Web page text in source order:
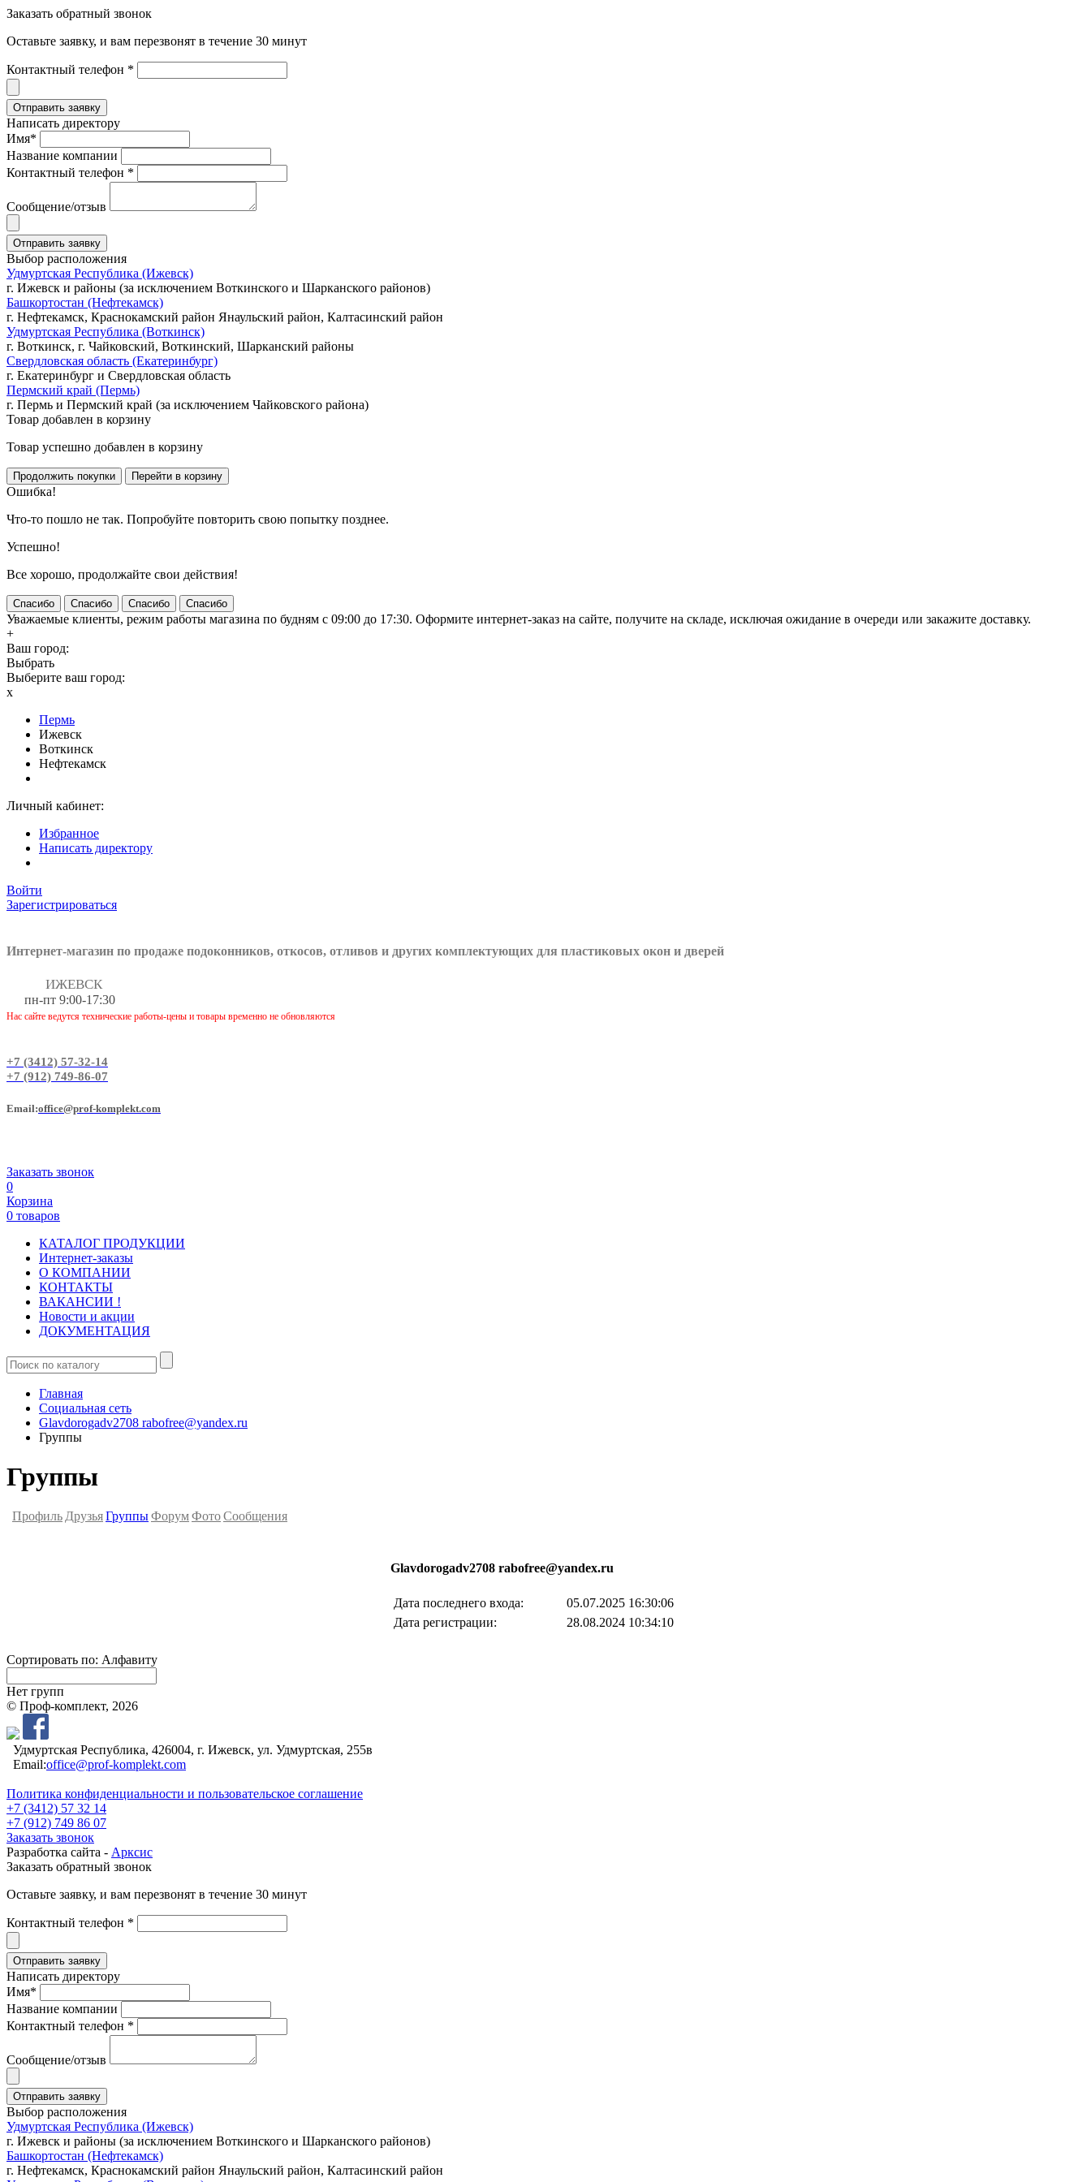
Заказать обратный звонок
Оставьте заявку, и вам перезвонят в течение 30 минут
Контактный телефон *
Написать директору
Имя*
Название компании
Контактный телефон *
Сообщение/отзыв
Выбор расположения
Удмуртская Республика (Ижевск)
г. Ижевск и районы (за исключением Воткинского и Шарканского районов)
Башкортостан (Нефтекамск)
г. Нефтекамск, Краснокамский район Янаульский район, Калтасинский район
Удмуртская Республика (Воткинск)
г. Воткинск, г. Чайковский, Воткинский, Шарканский районы
Свердловская область (Екатеринбург)
г. Екатеринбург и Свердловская область
Пермский край (Пермь)
г. Пермь и Пермский край (за исключением Чайковского района)
Товар добавлен в корзину
Товар успешно добавлен в корзину
Ошибка!
Что-то пошло не так. Попробуйте повторить свою попытку позднее.
Успешно!
Все хорошо, продолжайте свои действия!
Спасибо Спасибо Спасибо Спасибо
Уважаемые клиенты, режим работы магазина по будням с 09:00 до 17:30. Оформите интернет-заказ на сайте, получите на складе, исключая ожидание в очереди или закажите доставку.
+
Ваш город:
Выбрать
Выберите ваш город:
x
Пермь
Ижевск
Воткинск
Нефтекамск
Личный кабинет:
Избранное
Написать директору
Войти
Зарегистрироваться
Интернет-магазин по продаже подоконников, откосов, отливов и других комплектующих для пластиковых окон и дверей
ИЖЕВСК
пн-пт 9:00-17:30
Нас сайте ведутся технические работы-цены и товары временно не обновляются
+7 (3412) 57-32-14
+7 (912) 749-86-07
Еmail:office@prof-komplekt.com
Заказать звонок
0
Корзина
0 товаров
КАТАЛОГ ПРОДУКЦИИ
Интернет-заказы
О КОМПАНИИ
КОНТАКТЫ
ВАКАНСИИ !
Новости и акции
ДОКУМЕНТАЦИЯ
Главная
Социальная сеть
Glavdorogadv2708 rabofree@yandex.ru
Группы
Группы
ПрофильДрузьяГруппыФорумФотоСообщения
Glavdorogadv2708 rabofree@yandex.ru
Дата последнего входа:
05.07.2025 16:30:06
Дата регистрации:
28.08.2024 10:34:10
Сортировать по: Алфавиту
Нет групп
© Проф-комплект, 2026
Удмуртская Республика, 426004, г. Ижевск, ул. Удмуртская, 255в
Email:office@prof-komplekt.com
Политика конфиденциальности и пользовательское соглашение
+7 (3412) 57 32 14
+7 (912) 749 86 07
Заказать звонок
Разработка сайта - Арксис
Заказать обратный звонок
Оставьте заявку, и вам перезвонят в течение 30 минут
Контактный телефон *
Написать директору
Имя*
Название компании
Контактный телефон *
Сообщение/отзыв
Выбор расположения
Удмуртская Республика (Ижевск)
г. Ижевск и районы (за исключением Воткинского и Шарканского районов)
Башкортостан (Нефтекамск)
г. Нефтекамск, Краснокамский район Янаульский район, Калтасинский район